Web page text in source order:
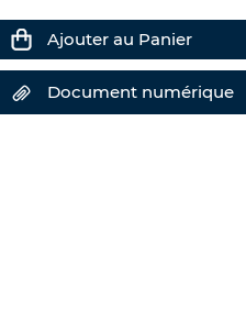
Ajouter au Panier
Document numérique